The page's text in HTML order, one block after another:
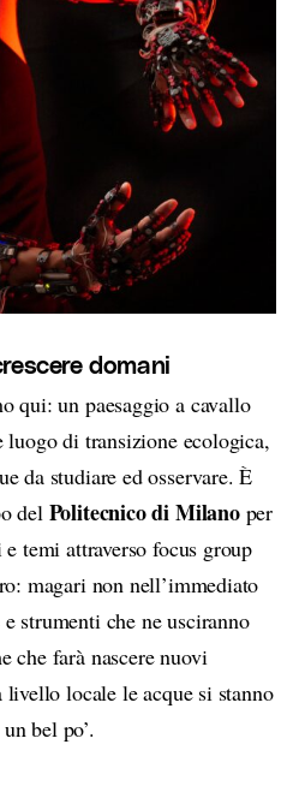
domani
qui: un paesaggio a cavallo
luogo di transizione ecologica,
da studiare ed osservare. È
del Politecnico di Milanoper
temi attraverso focus group
magari non nell’immediato
strumenti che ne usciranno
che farà nascere nuovi
locale le acque si stanno
bel po’.